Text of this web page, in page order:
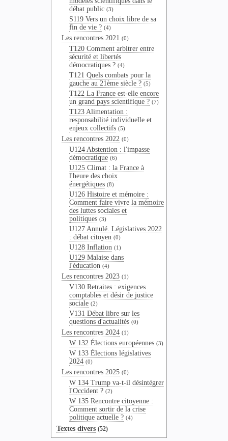
débat public (3)
S119 Vers un choix libre de sa
fin de vie ? (4)
Les rencontres 2021 (0)
T120 Comment arbitrer entre
sécurité et libertés
démocratiques ? (4)
T121 Quels combats pour la
gauche au 21ème siècle ? (5)
T122 La France est-elle encore
un grand pays scientifique ? (7)
T123 Alimentation :
responsabilité individuelle et
enjeux collectifs (5)
Les rencontres 2022 (0)
U124 Abstention : l'impasse
démocratique (6)
U125 Climat : la France à
l'heure des choix
énergétiques (8)
U126 Histoire et mémoire :
Comment faire vivre la mémoire
des luttes sociales et
politiques (3)
U127 Annulé. Législatives 2022
: débat citoyen (0)
U128 Inflation (1)
U129 Malaise dans
l'éducation (4)
Les rencontres 2023 (1)
V130 Retraites : exigences
comptables et désir de justice
sociale (2)
V131 Débat libre sur les
questions d'actualités (0)
Les rencontres 2024 (1)
W 132 Élections européennes (3)
W 133 Élections législatives
2024 (0)
Les rencontres 2025 (0)
W 134 Trump va-t-il désintégrer
l'Occident ? (2)
W 135 Rencontre citoyenne :
Comment sortir de la crise
politique actuelle ? (4)
Textes divers (52)